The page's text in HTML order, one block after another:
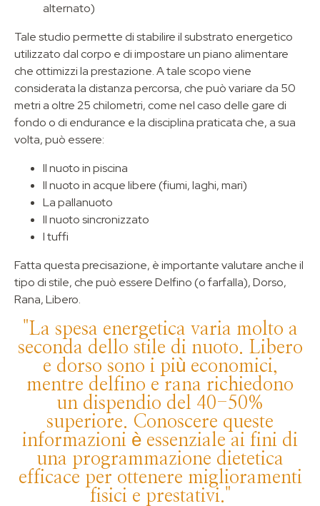
alternato)
Tale studio permette di stabilire il substrato energetico
utilizzato dal corpo e di impostare un piano alimentare
che ottimizzi la prestazione. A tale scopo viene
considerata la distanza percorsa, che può variare da 50
metri a oltre 25 chilometri, come nel caso delle gare di
fondo o di endurance e la disciplina praticata che, a sua
volta, può essere:
Il nuoto in piscina
Il nuoto in acque libere (fiumi, laghi, mari)
La pallanuoto
Il nuoto sincronizzato
I tuffi
Fatta questa precisazione, è importante valutare anche il
tipo di stile, che può essere Delfino (o farfalla), Dorso,
Rana, Libero.
"La spesa energetica varia molto a
seconda dello stile di nuoto. Libero
e dorso sono i più economici,
mentre delfino e rana richiedono
un dispendio del 40-50%
superiore. Conoscere queste
informazioni è essenziale ai fini di
una programmazione dietetica
efficace per ottenere miglioramenti
fisici e prestativi."